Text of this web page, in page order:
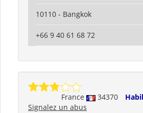
10110 - Bangkok
+66 9 40 61 68 72
France 34370
Signalez un abus